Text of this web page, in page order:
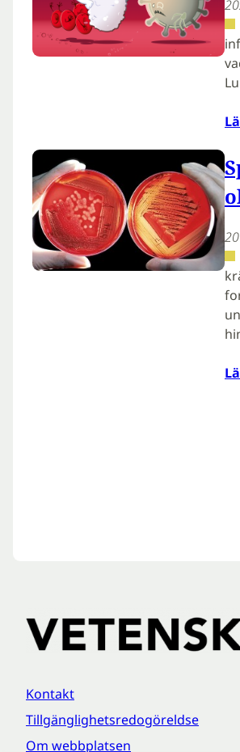
Kontakt
Tillgänglighetsredogöreldse
Om webbplatsen